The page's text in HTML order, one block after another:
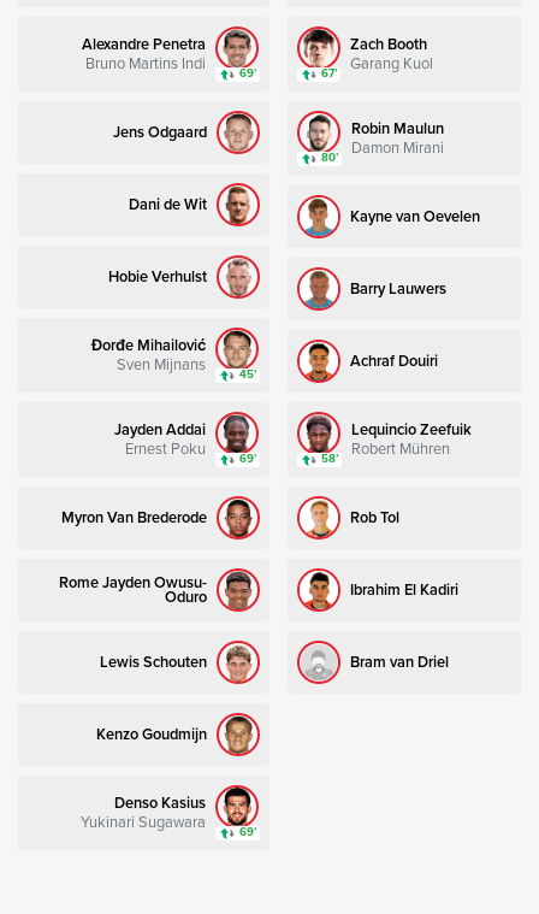
Alexandre Penetra
Bruno Martins Indi
69’
Jens Odgaard
Dani de Wit
Hobie Verhulst
Đorđe Mihailović
Sven Mijnans
45’
Jayden Addai
Ernest Poku
69’
Myron Van Brederode
Rome Jayden Owusu-
Oduro
Lewis Schouten
Kenzo Goudmijn
Denso Kasius
Yukinari Sugawara
69’
Zach Booth
Garang Kuol
67’
Robin Maulun
Damon Mirani
80’
Kayne van Oevelen
Barry Lauwers
Achraf Douiri
Lequincio Zeefuik
Robert Mühren
58’
Rob Tol
Ibrahim El Kadiri
Bram van Driel